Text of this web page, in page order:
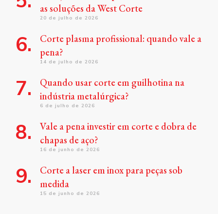
as soluções da West Corte
20 de julho de 2026
Corte plasma profissional: quando vale a
pena?
14 de julho de 2026
Quando usar corte em guilhotina na
indústria metalúrgica?
6 de julho de 2026
Vale a pena investir em corte e dobra de
chapas de aço?
16 de junho de 2026
Corte a laser em inox para peças sob
medida
15 de junho de 2026